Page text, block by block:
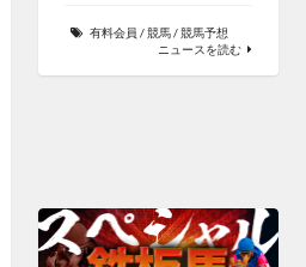
有料会員 /競馬/競馬予想
ニュースを読む